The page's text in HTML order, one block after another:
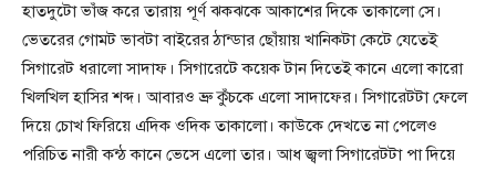
হাতদুটো ভাঁজ করে তারায় পূর্ণ ঝকঝকে আকাশের দিকে তাকালো সে।
ভেতরের গোমট ভাবটা বাইরের ঠান্ডার ছোঁয়ায় খানিকটা কেটে যেতেই
সিগারেট ধরালো সাদাফ। সিগারেটে কয়েক টান দিতেই কানে এলো কারো
খিলখিল হাসির শব্দ। আবারও ভ্রু কুঁচকে এলো সাদাফের। সিগারেটটা ফেলে
দিয়ে চোখ ফিরিয়ে এদিক ওদিক তাকালো। কাউকে দেখতে না পেলেও
পরিচিত নারী কন্ঠ কানে ভেসে এলো তার। আধ জ্বলা সিগারেটটা পা দিয়ে